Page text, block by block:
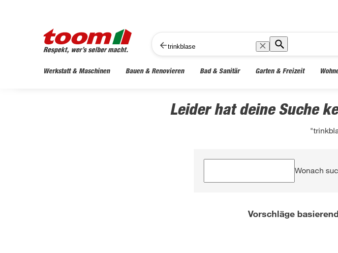
Werkstatt & Maschinen Bauen & Renovieren Bad & Sanitär Garten & Freizeit
Leider hat deine Suche
Wonach
Vorschläge